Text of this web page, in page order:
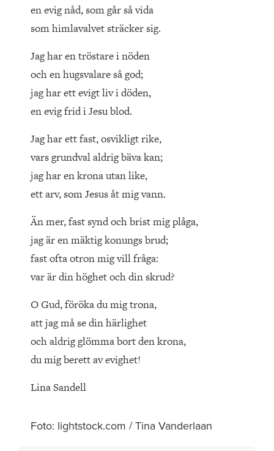
en evig nåd, som går så vida
som himlavalvet sträcker sig.
Jag har en tröstare i nöden
och en hugsvalare så god;
jag har ett evigt liv i döden,
en evig frid i Jesu blod.
Jag har ett fast, osvikligt rike,
vars grundval aldrig bäva kan;
jag har en krona utan like,
ett arv, som Jesus åt mig vann.
Än mer, fast synd och brist mig plåga,
jag är en mäktig konungs brud;
fast ofta otron mig vill fråga:
var är din höghet och din skrud?
O Gud, föröka du mig trona,
att jag må se din härlighet
och aldrig glömma bort den krona,
du mig berett av evighet!
Lina Sandell
Foto: lightstock.com / Tina Vanderlaan